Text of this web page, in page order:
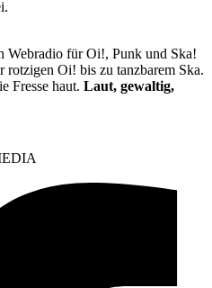
Webradio für Oi!, Punk und Ska!
rotzigen Oi! bis zu tanzbarem Ska.
Fresse haut. Laut, gewaltig,